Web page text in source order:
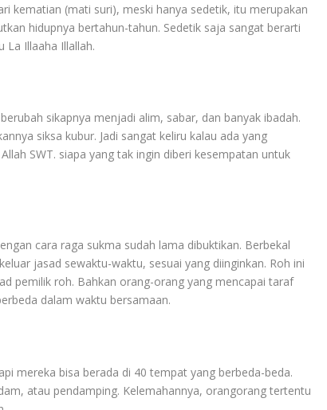
kematian (mati suri), meski hanya sedetik, itu merupakan
hidupnya bertahun-tahun. Sedetik saja sangat berarti
La Illaaha Illallah.
sikapnya menjadi alim, sabar, dan banyak ibadah.
siksa kubur. Jadi sangat keliru kalau ada yang
SWT. siapa yang tak ingin diberi kesempatan untuk
cara raga sukma sudah lama dibuktikan. Berbekal
jasad sewaktu-waktu, sesuai yang diinginkan. Roh ini
pemilik roh. Bahkan orang-orang yang mencapai taraf
dalam waktu bersamaan.
mereka bisa berada di 40 tempat yang berbeda-beda.
atau pendamping. Kelemahannya, orangorang tertentu